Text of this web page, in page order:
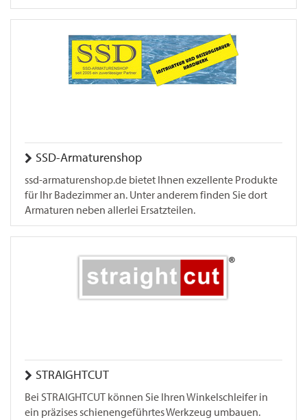
SSD-Armaturenshop
ssd-armaturenshop.de bietet Ihnen exzellente Produkte
für Ihr Badezimmer an. Unter anderem finden Sie dort
Armaturen neben allerlei Ersatzteilen.
STRAIGHTCUT
Bei STRAIGHTCUT können Sie Ihren Winkelschleifer in
ein präzises schienengeführtes Werkzeug umbauen.